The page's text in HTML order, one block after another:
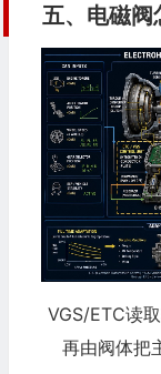
五、电磁阀
VGS/ETC读
再由阀体把